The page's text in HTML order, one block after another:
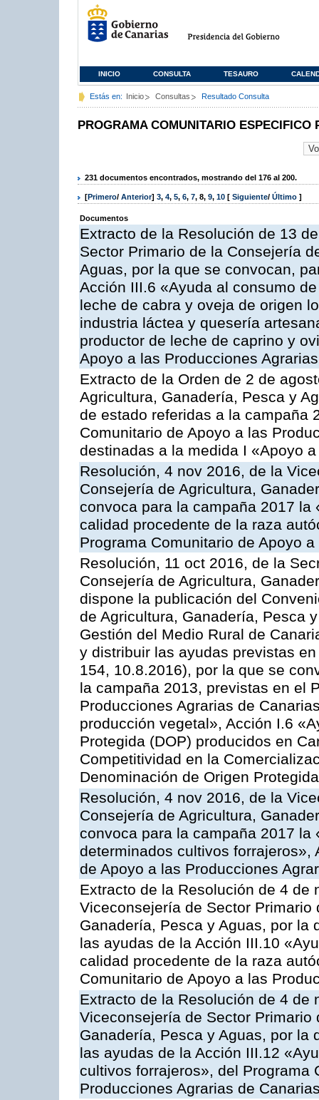
INICIO CONSULTA TESAURO
Estás en: Inicio Consultas Resultado Consulta
PROGRAMA COMUNITARIO ESPECIFICO
231 documentos encontrados, mostrando del 176 al 200.
[Primero/ Anterior] 3, 4, 5, 6, 7, 8, 9, 10 [ Siguiente/ Último ]
Documentos
Extracto de la Resolución de 13
Sector Primario de la Consejería
Aguas, por la que se convocan,
Acción III.6 «Ayuda al consumo
leche de cabra y oveja de origen
industria láctea y quesería
productor de leche de caprino y
Apoyo a las Producciones
Extracto de la Orden de 2 de
Agricultura, Ganadería, Pesca y
de estado referidas a la campaña
Comunitario de Apoyo a las
destinadas a la medida I «Apoyo
Resolución, 4 nov 2016, de la
Consejería de Agricultura,
convoca para la campaña 2017
calidad procedente de la raza
Programa Comunitario de Apoyo
Resolución, 11 oct 2016, de la
Consejería de Agricultura,
dispone la publicación del
de Agricultura, Ganadería, Pesca
Gestión del Medio Rural de
y distribuir las ayudas previstas
154, 10.8.2016), por la que se
la campaña 2013, previstas en el
Producciones Agrarias de
producción vegetal», Acción I.6
Protegida (DOP) producidos en
Competitividad en la
Denominación de Origen
Resolución, 4 nov 2016, de la
Consejería de Agricultura,
convoca para la campaña 2017 la
determinados cultivos forrajeros»,
de Apoyo a las Producciones
Extracto de la Resolución de 4 de
Viceconsejería de Sector
Ganadería, Pesca y Aguas, por la
las ayudas de la Acción III.10
calidad procedente de la raza
Comunitario de Apoyo a las
Extracto de la Resolución de 4 de
Viceconsejería de Sector
Ganadería, Pesca y Aguas, por la
las ayudas de la Acción III.12
cultivos forrajeros», del Programa
Producciones Agrarias de